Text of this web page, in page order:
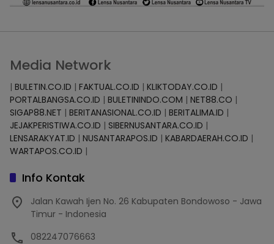
Media Network
| BULETIN.CO.ID | FAKTUAL.CO.ID | KLIKTODAY.CO.ID |
PORTALBANGSA.CO.ID | BULETININDO.COM | NET88.CO |
SIGAP88.NET | BERITANASIONAL.CO.ID | BERITALIMA.ID |
JEJAKPERISTIWA.CO.ID | SIBERNUSANTARA.CO.ID |
LENSARAKYAT.ID | NUSANTARAPOS.ID | KABARDAERAH.CO.ID |
WARTAPOS.CO.ID |
Info Kontak
Jalan Kawah Ijen No. 26 Kabupaten Bondowoso - Jawa
Timur - Indonesia
082247076663